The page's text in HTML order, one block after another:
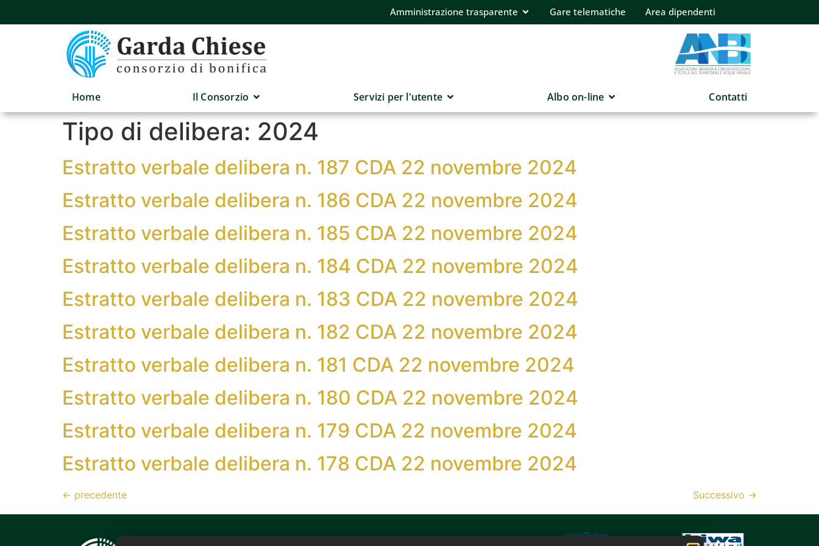
Amministrazione trasparente Gare telematiche Area dipendenti
Home Il Consorzio Servizi per l'utente Albo on-line Contatti
Tipo di delibera: 2024
Estratto verbale delibera n. 187 CDA 22 novembre 2024
Estratto verbale delibera n. 186 CDA 22 novembre 2024
Estratto verbale delibera n. 185 CDA 22 novembre 2024
Estratto verbale delibera n. 184 CDA 22 novembre 2024
Estratto verbale delibera n. 183 CDA 22 novembre 2024
Estratto verbale delibera n. 182 CDA 22 novembre 2024
Estratto verbale delibera n. 181 CDA 22 novembre 2024
Estratto verbale delibera n. 180 CDA 22 novembre 2024
Estratto verbale delibera n. 179 CDA 22 novembre 2024
Estratto verbale delibera n. 178 CDA 22 novembre 2024
← precedente Successivo →